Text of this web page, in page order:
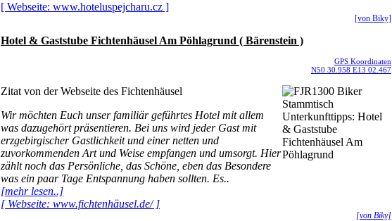
[ Webseite: www.hoteluspejcharu.cz ]
[von Biky]
Hotel & Gaststube Fichtenhäusel Am Pöhlagrund ( Bärenstein )
GPS Koordinaten
N50 30.958 E13 02.467
Zitat von der Webseite des Fichtenhäusel
Wir möchten Euch unser familiär geführtes Hotel mit allem
was dazugehört präsentieren. Bei uns wird jeder Gast mit
erzgebirgischer Gastlichkeit und einer netten und
zuvorkommenden Art und Weise empfangen und umsorgt. Hier
zählt noch das Persönliche, das Schöne, eben das Besondere
was ein paar Tage Entspannung haben sollten. Es..
[mehr lesen..]
[ Webseite: www.fichtenhäusel.de/ ]
[von Biky]